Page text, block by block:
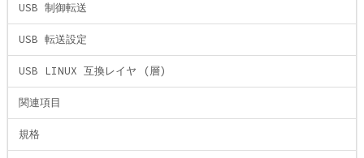
USB 制御転送
USB 転送設定
USB LINUX 互換レイヤ (層)
関連項目
規格